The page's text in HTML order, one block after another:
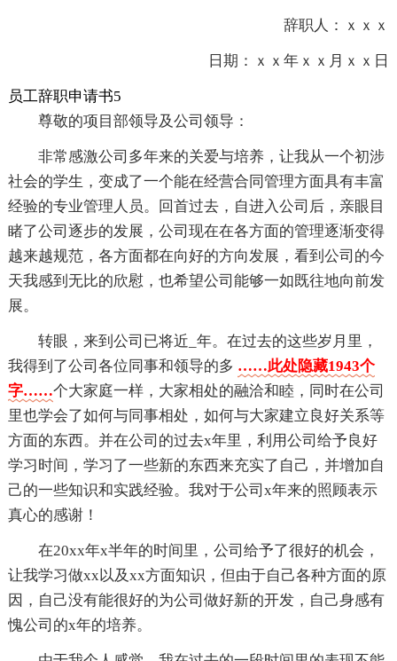
辞职人：ｘｘｘ
日期：ｘｘ年ｘｘ月ｘｘ日
员工辞职申请书5
尊敬的项目部领导及公司领导：
非常感激公司多年来的关爱与培养，让我从一个初涉
社会的学生，变成了一个能在经营合同管理方面具有丰富
经验的专业管理人员。回首过去，自进入公司后，亲眼目
睹了公司逐步的发展，公司现在在各方面的管理逐渐变得
越来越规范，各方面都在向好的方向发展，看到公司的今
天我感到无比的欣慰，也希望公司能够一如既往地向前发
展。
转眼，来到公司已将近_年。在过去的这些岁月里，
我得到了公司各位同事和领导的多 ……此处隐藏1943个
字……个大家庭一样，大家相处的融洽和睦，同时在公司
里也学会了如何与同事相处，如何与大家建立良好关系等
方面的东西。并在公司的过去x年里，利用公司给予良好
学习时间，学习了一些新的东西来充实了自己，并增加自
己的一些知识和实践经验。我对于公司x年来的照顾表示
真心的感谢！
在20xx年x半年的时间里，公司给予了很好的机会，
让我学习做xx以及xx方面知识，但由于自己各种方面的原
因，自己没有能很好的为公司做好新的开发，自己身感有
愧公司的x年的培养。